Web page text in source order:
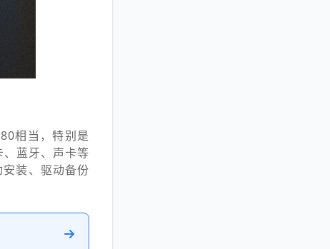
相当，特别是
蓝牙、声卡等
装、驱动备份